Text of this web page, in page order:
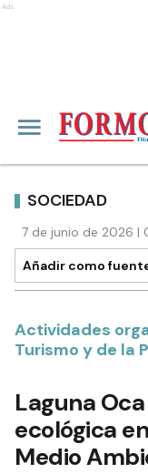
Ads
SOCIEDAD
7 de junio de 2026 |
Añadir como
Actividades
Turismo y de la
Laguna
ecológica
Medio